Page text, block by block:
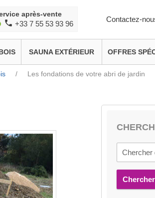
après-vente
+33 7 55 53 93 96
Contactez-
SAUNA EXTÉRIEUR OFFRES
/ Les fondations de votre abri de jardin
Chercher